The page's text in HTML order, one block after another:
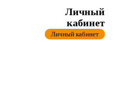
Личный
кабинет
Личный кабинет